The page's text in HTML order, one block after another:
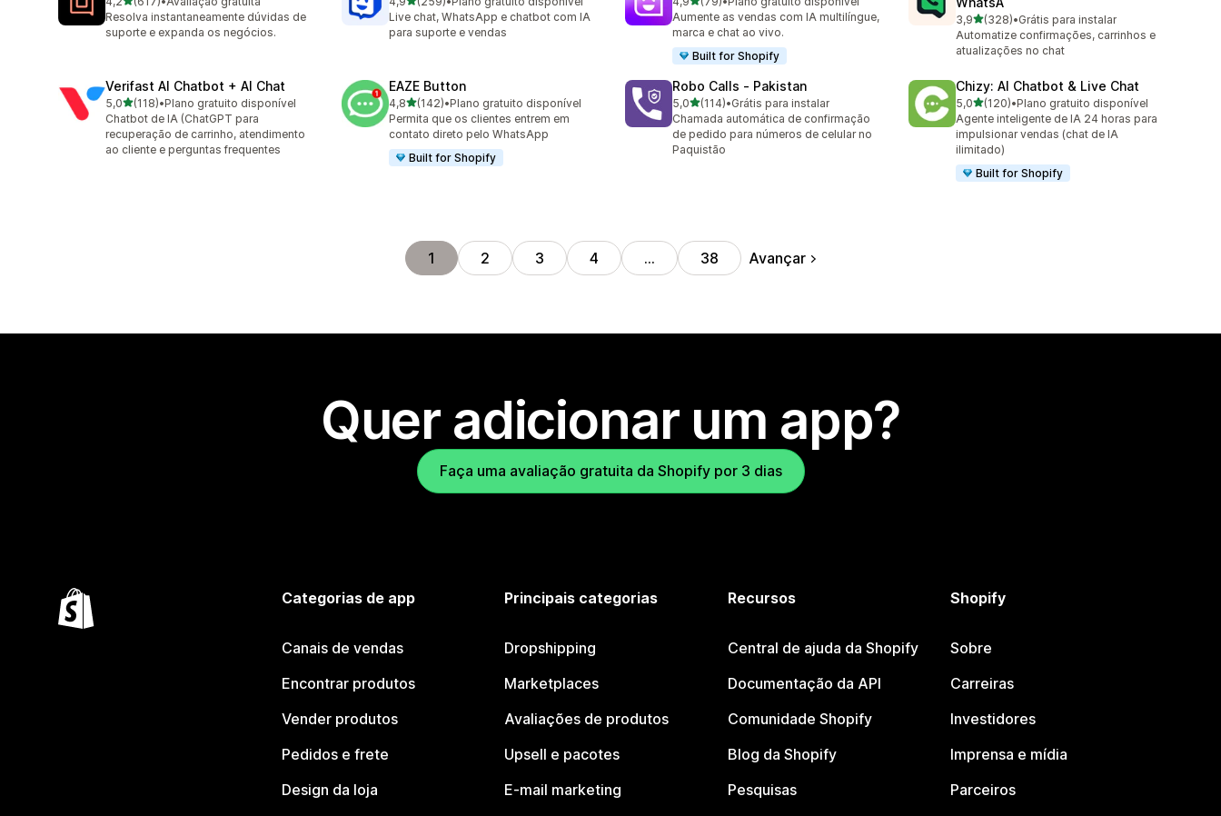
617 avaliações ao todo
Resolva instantaneamente dúvidas de
suporte e expanda os negócios.
259 avaliações ao todo
Live chat, WhatsApp e chatbot com IA
para suporte e vendas
79 avaliações ao todo
Aumente as vendas com IA multilíngue,
marca e chat ao vivo.
Built for Shopify
3,9de 5 estrelas
(328)
328 avaliações ao todo
•Grátis para instalar
Automatize confirmações, carrinhos e
atualizações no chat
Verifast AI Chatbot + AI Chat
5,0de 5 estrelas
(118)
118 avaliações ao todo
•Plano gratuito disponível
Chatbot de IA (ChatGPT para
recuperação de carrinho, atendimento
ao cliente e perguntas frequentes
EAZE Button
4,8de 5 estrelas
(142)
142 avaliações ao todo
•Plano gratuito disponível
Permita que os clientes entrem em
contato direto pelo WhatsApp
Built for Shopify
Robo Calls ‑ Pakistan
5,0de 5 estrelas
(114)
114 avaliações ao todo
•Grátis para instalar
Chamada automática de confirmação
de pedido para números de celular no
Paquistão
Chizy: AI Chatbot & Live Chat
5,0de 5 estrelas
(120)
120 avaliações ao todo
•Plano gratuito disponível
Agente inteligente de IA 24 horas para
impulsionar vendas (chat de IA
ilimitado)
Built for Shopify
1 2 3 4 … 38 Avançar
Quer adicionar um app?
Faça uma avaliação gratuita da Shopify por 3 dias
Categorias de app
Canais de vendas
Encontrar produtos
Vender produtos
Pedidos e frete
Design da loja
Principais categorias
Dropshipping
Marketplaces
Avaliações de produtos
Upsell e pacotes
E-mail marketing
Recursos
Central de ajuda da Shopify
Documentação da API
Comunidade Shopify
Blog da Shopify
Pesquisas
Shopify
Sobre
Carreiras
Investidores
Imprensa e mídia
Parceiros